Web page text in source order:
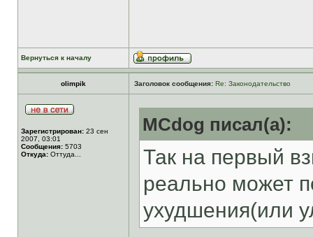
Вернуться к началу
olimpik Заголовок сообщения: Re: Законодательство
Зарегистрирован: 23 сен
2007, 03:01
Сообщения: 5703
Откуда: Оттуда...
MCdog писал(а):
Так на первый
реально может
ухудшения(или